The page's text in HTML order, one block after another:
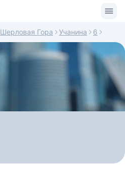
Шерловая Гора Учанина 6